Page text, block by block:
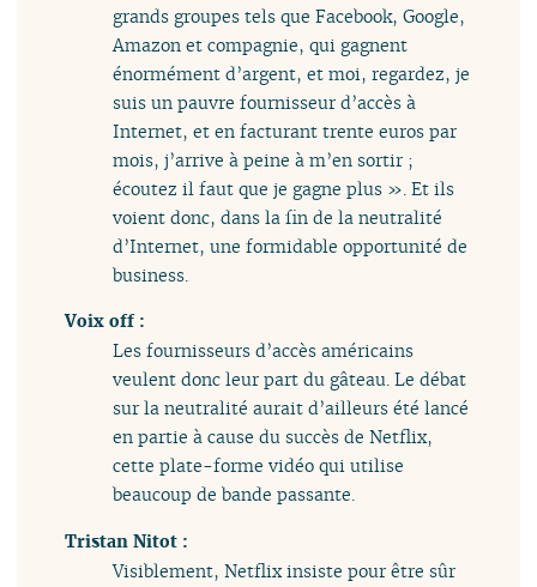
grands groupes tels que Facebook, Google,
Amazon et compagnie, qui gagnent
énormément d’argent, et moi, regardez, je
suis un pauvre fournisseur d’accès à
Internet, et en facturant trente euros par
mois, j’arrive à peine à m’en sortir ;
écoutez il faut que je gagne plus ». Et ils
voient donc, dans la fin de la neutralité
d’Internet, une formidable opportunité de
business.
Voix off :
Les fournisseurs d’accès américains
veulent donc leur part du gâteau. Le débat
sur la neutralité aurait d’ailleurs été lancé
en partie à cause du succès de Netflix,
cette plate-forme vidéo qui utilise
beaucoup de bande passante.
Tristan Nitot :
Visiblement, Netflix insiste pour être sûr